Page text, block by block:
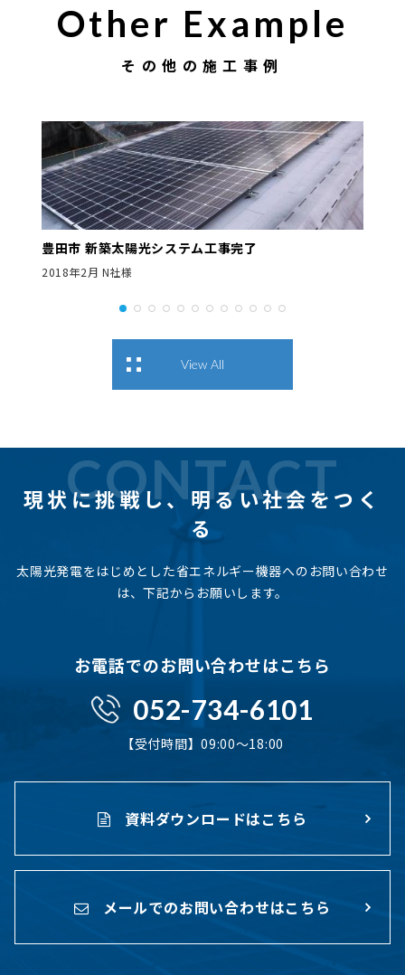
Other Example
その他の施工事例
豊田市 新築太陽光システム工事完了
2018年2月 N社様
View All
CONTACT
現状に挑戦し、明るい社会をつく
る
太陽光発電をはじめとした省エネルギー機器へのお問い合わせ
は、下記からお願いします。
お電話でのお問い合わせはこちら
052-734-6101
【受付時間】09:00〜18:00
資料ダウンロードはこちら
メールでのお問い合わせはこちら